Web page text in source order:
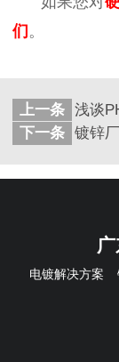
们 。
上一条 浅谈PH
下一条 镀锌厂注
电镀解决方案